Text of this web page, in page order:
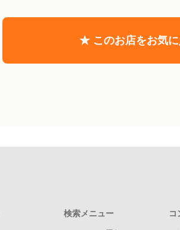
★ このお店をお気
検索メニュー コ